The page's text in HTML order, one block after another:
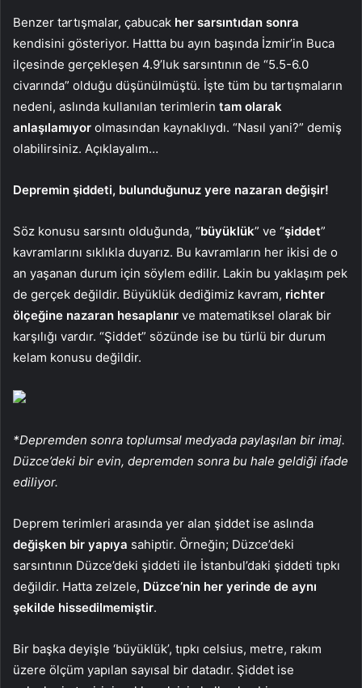
Benzer tartışmalar, çabucak her sarsıntıdan sonra
kendisini gösteriyor. Hattta bu ayın başında İzmir’in Buca
ilçesinde gerçekleşen 4.9’luk sarsıntının de “5.5-6.0
civarında” olduğu düşünülmüştü. İşte tüm bu tartışmaların
nedeni, aslında kullanılan terimlerin tam olarak
anlaşılamıyor olmasından kaynaklıydı. “Nasıl yani?” demiş
olabilirsiniz. Açıklayalım…
Depremin şiddeti, bulunduğunuz yere nazaran değişir!
Söz konusu sarsıntı olduğunda, “büyüklük” ve “şiddet”
kavramlarını sıklıkla duyarız. Bu kavramların her ikisi de o
an yaşanan durum için söylem edilir. Lakin bu yaklaşım pek
de gerçek değildir. Büyüklük dediğimiz kavram, richter
ölçeğine nazaran hesaplanır ve matematiksel olarak bir
karşılığı vardır. “Şiddet” sözünde ise bu türlü bir durum
kelam konusu değildir.
*Depremden sonra toplumsal medyada paylaşılan bir imaj.
Düzce’deki bir evin, depremden sonra bu hale geldiği ifade
ediliyor.
Deprem terimleri arasında yer alan şiddet ise aslında
değişken bir yapıya sahiptir. Örneğin; Düzce’deki
sarsıntının Düzce’deki şiddeti ile İstanbul’daki şiddeti tıpkı
değildir. Hatta zelzele, Düzce’nin her yerinde de aynı
şekilde hissedilmemiştir.
Bir başka deyişle ‘büyüklük’, tıpkı celsius, metre, rakım
üzere ölçüm yapılan sayısal bir datadır. Şiddet ise